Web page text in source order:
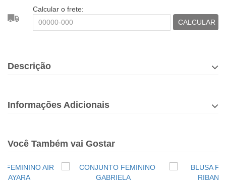
Calcular o frete:
CALCULAR
Descrição
Informações Adicionais
Você Também vai Gostar